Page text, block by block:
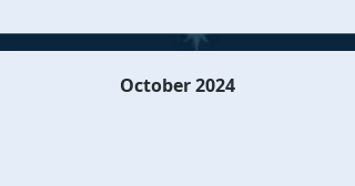
October 2024